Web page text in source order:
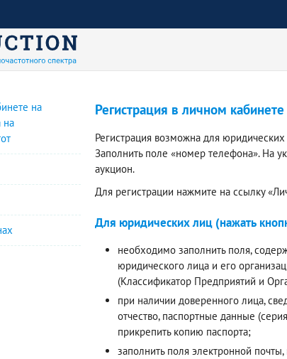
на
на
Регистрация в личном
Регистрация возможна для
Заполнить поле «номер телефона». На
аукцион.
Для регистрации нажмите на ссылку
Для юридических лиц (нажать
необходимо заполнить поля,
юридического лица и его
(Классификатор Предприятий и
при наличии доверенного лица,
отчество, паспортные данные
прикрепить копию паспорта;
заполнить поля электронной